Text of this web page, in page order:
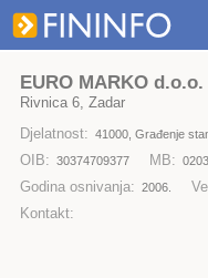
EURO MARKO d.o.o.
Rivnica 6, Zadar
Djelatnost: 41000, Građenje
OIB: 30374709377 MB:
Godina osnivanja: 2006.
Kontakt: